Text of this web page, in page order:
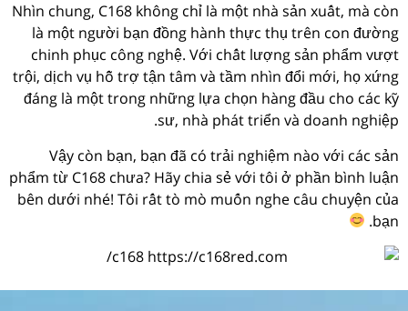
Nhìn chung, C168 không chỉ là một nhà sản xuất, mà còn
là một người bạn đồng hành thực thụ trên con đường
chinh phục công nghệ. Với chất lượng sản phẩm vượt
trội, dịch vụ hỗ trợ tận tâm và tầm nhìn đổi mới, họ xứng
đáng là một trong những lựa chọn hàng đầu cho các kỹ
sư, nhà phát triển và doanh nghiệp.
Vậy còn bạn, bạn đã có trải nghiệm nào với các sản
phẩm từ C168 chưa? Hãy chia sẻ với tôi ở phần bình luận
bên dưới nhé! Tôi rất tò mò muốn nghe câu chuyện của
bạn.